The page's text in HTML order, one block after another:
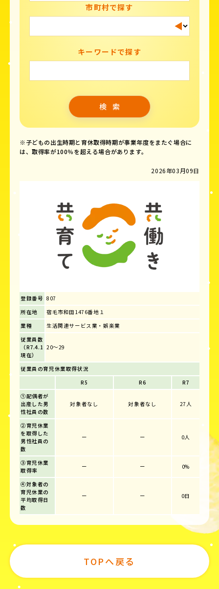
市町村で探す
キーワードで探す
※子どもの出生時期と育休取得時期が事業年度をまたぐ場合に
は、取得率が100％を超える場合があります。
2026年03月09日
登録番号 807
所在地
宿毛市和田1476番地１
業種
生活関連サービス業・娯楽業
従業員数
（R7.4.1
現在）
20～29
従業員の育児休業取得状況
R5
R6
R7
①配偶者が
出産した男
性社員の数
対象者なし 対象者なし 27人
②育児休業
を取得した
男性社員の
数
ー ー 0人
③育児休業
取得率
ー ー 0%
④対象者の
育児休業の
平均取得日
数
ー ー 0日
TOPへ戻る